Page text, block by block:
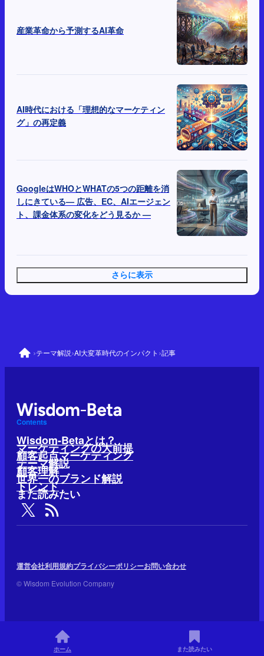
産業革命から予測するAI革命
AI時代における「理想的なマーケティン
グ」の再定義
GoogleはWHOとWHATの5つの距離を消
しにきている— 広告、EC、AIエージェン
ト、課金体系の変化をどう見るか —
さらに表示
›テーマ解説›AI大変革時代のインパクト ›記事
Contents
Wisdom-Betaとは？
マーケティングの大前提
顧客起点マーケティング
テーマ解説
顧客理解
世界一のブランド解説
トレンド
また読みたい
運営会社利用規約プライバシーポリシーお問い合わせ
© Wisdom Evolution Company
ホーム また読みたい